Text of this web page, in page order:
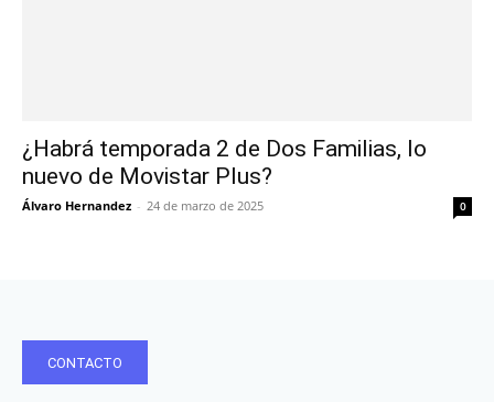
¿Habrá temporada 2 de Dos Familias, lo
nuevo de Movistar Plus?
Álvaro Hernandez - 24 de marzo de 2025 0
CONTACTO